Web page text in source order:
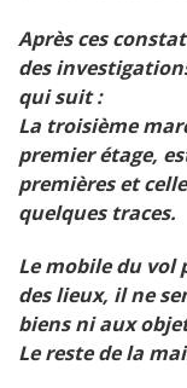
Après ces
des
qui suit :
La troisième
premier étage,
premières et
quelques traces.
Le mobile du vol
des lieux, il ne
biens ni aux
Le reste de la